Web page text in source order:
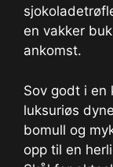
en vakker
ankomst.
Sov godt i en
luksuriøs
bomull og
opp til en